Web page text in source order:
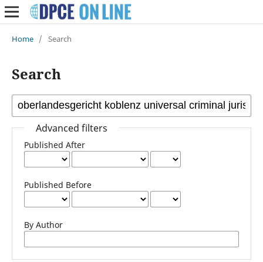
Home / Search
Search
Advanced filters
Published After
Published Before
By Author